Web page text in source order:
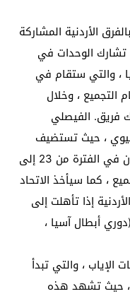
الأردنية المشاركة
تشارك الوحدات في
، والتي ستقام في
التجميع ، وخلال
، وسيشارك فريق. الفيصلي
، حيث تستضيف
العاصمة عمان مجموعتي ممثلي الأردن في الفترة من 23 إلى
، كما سيأخذ الاتحاد
إذا تأهلت إلى
أبطال آسيا ،
الإياب ، والتي تبدأ
حتى 30 أكتوبر ، حيث تشهد هذه